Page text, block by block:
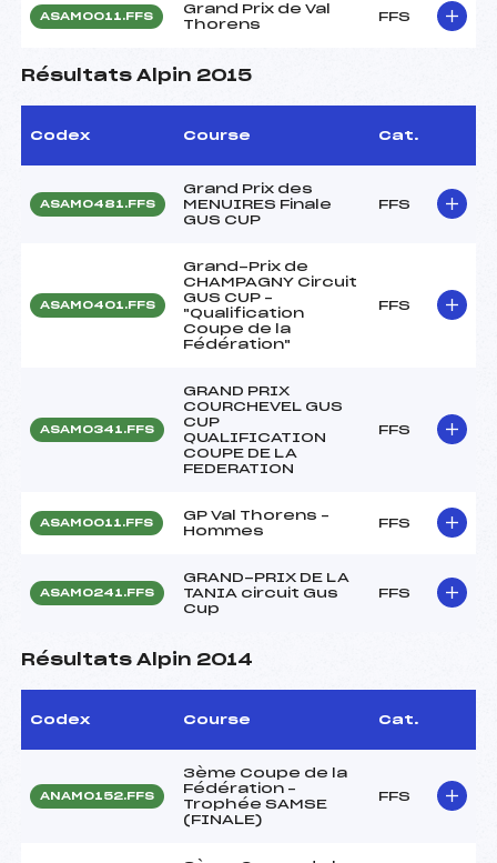
ASAM0011.FFS
Grand Prix de Val
Thorens
FFS
Résultats Alpin 2015
Codex Course Cat.
ASAM0481.FFS
Grand Prix des
MENUIRES Finale
GUS CUP
FFS
ASAM0401.FFS
Grand-Prix de
CHAMPAGNY Circuit
GUS CUP –
"Qualification
Coupe de la
Fédération"
FFS
ASAM0341.FFS
GRAND PRIX
COURCHEVEL GUS
CUP
QUALIFICATION
COUPE DE LA
FEDERATION
FFS
ASAM0011.FFS
GP Val Thorens –
Hommes
FFS
ASAM0241.FFS
GRAND-PRIX DE LA
TANIA circuit Gus
Cup
FFS
Résultats Alpin 2014
Codex Course Cat.
ANAM0152.FFS
3ème Coupe de la
Fédération –
Trophée SAMSE
(FINALE)
FFS